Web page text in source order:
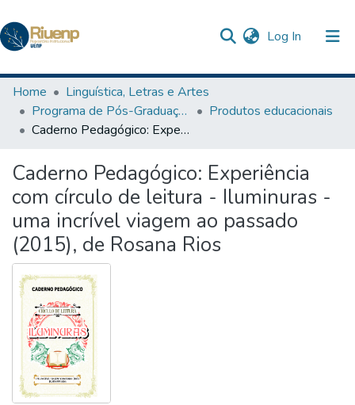
Log In (current)
Communities & Collections
Browse DSpace
The Repository
Home
Linguística, Letras e Artes
Programa de Pós-Graduação Profissional em Letras
Produtos educacionais
Caderno Pedagógico: Experiência com círculo de leitura - Iluminuras - uma incrível viagem ao passado (2015), de Rosana Rios
Caderno Pedagógico: Experiência
com círculo de leitura - Iluminuras -
uma incrível viagem ao passado
(2015), de Rosana Rios